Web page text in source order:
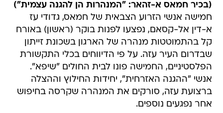
(בכיר חמאס א-זהאר: "המנהרות הן להגנה עצמית")
חמישה אנשי הזרוע הצבאית של חמאס, גדודי עז
א-דין אל-קסאם, נפצעו לפנות בוקר (ראשון) באורח
קל בהתמוטטות מנהרה של הארגון בשכונת זייתון
שבדרום העיר עזה. על פי הדיווחים בכלי התקשורת
הפלסטיניים, החמישה פונו לבית החולים "שיפא".
אנשי "ההגנה האזרחית", יחידות החילוץ וההצלה
ברצועת עזה, סורקים את המנהרה שקרסה בחיפוש
אחר נפגעים נוספים.